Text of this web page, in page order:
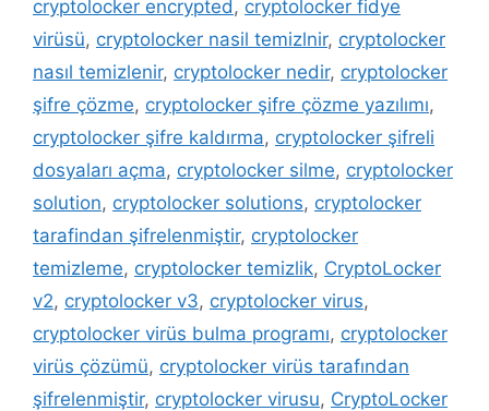
cryptolocker encrypted, cryptolocker fidye
virüsü, cryptolocker nasil temizlnir, cryptolocker
nasıl temizlenir, cryptolocker nedir, cryptolocker
şifre çözme, cryptolocker şifre çözme yazılımı,
cryptolocker şifre kaldırma, cryptolocker şifreli
dosyaları açma, cryptolocker silme, cryptolocker
solution, cryptolocker solutions, cryptolocker
tarafindan şifrelenmiştir, cryptolocker
temizleme, cryptolocker temizlik, CryptoLocker
v2, cryptolocker v3, cryptolocker virus,
cryptolocker virüs bulma programı, cryptolocker
virüs çözümü, cryptolocker virüs tarafından
şifrelenmiştir, cryptolocker virusu, CryptoLocker